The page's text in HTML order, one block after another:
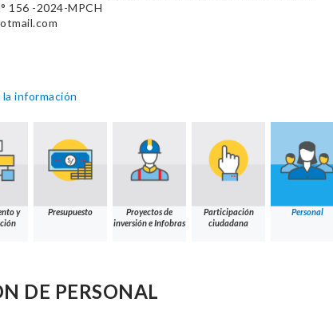
156 -2024-MPCH
información
y
Presupuesto
Proyectos de
inversión e Infobras
Participación
ciudadana
Personal
DE PERSONAL